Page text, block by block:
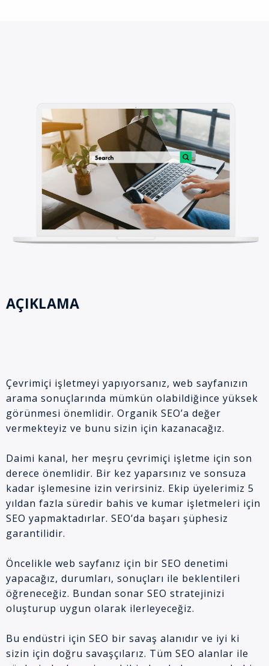
AÇIKLAMA
Çevrimiçi işletmeyi yapıyorsanız, web sayfanızın
arama sonuçlarında mümkün olabildiğince yüksek
görünmesi önemlidir. Organik SEO’a değer
vermekteyiz ve bunu sizin için kazanacağız.
Daimi kanal, her meşru çevrimiçi işletme için son
derece önemlidir. Bir kez yaparsınız ve sonsuza
kadar işlemesine izin verirsiniz. Ekip üyelerimiz 5
yıldan fazla süredir bahis ve kumar işletmeleri için
SEO yapmaktadırlar. SEO’da başarı şüphesiz
garantilidir.
Öncelikle web sayfanız için bir SEO denetimi
yapacağız, durumları, sonuçları ile beklentileri
öğreneceğiz. Bundan sonar SEO stratejinizi
oluşturup uygun olarak ilerleyeceğiz.
Bu endüstri için SEO bir savaş alanıdır ve iyi ki
sizin için doğru savaşçılarız. Tüm SEO alanlar ile